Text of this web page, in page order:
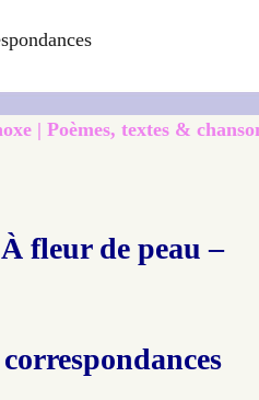
| Poèmes, textes &
​À fleur de peau –
correspondances